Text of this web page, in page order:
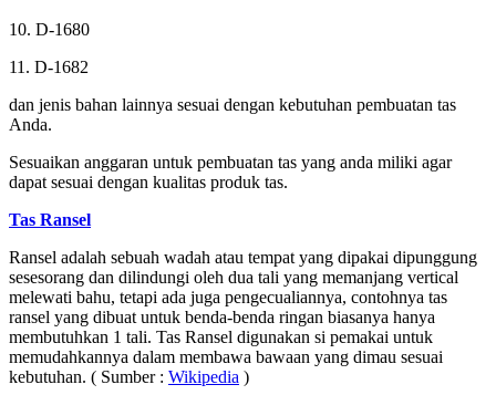
10. D-1680
11. D-1682
dan jenis bahan lainnya sesuai dengan kebutuhan pembuatan tas
Anda.
Sesuaikan anggaran untuk pembuatan tas yang anda miliki agar
dapat sesuai dengan kualitas produk tas.
Tas Ransel
Ransel adalah sebuah wadah atau tempat yang dipakai dipunggung
sesesorang dan dilindungi oleh dua tali yang memanjang vertical
melewati bahu, tetapi ada juga pengecualiannya, contohnya tas
ransel yang dibuat untuk benda-benda ringan biasanya hanya
membutuhkan 1 tali. Tas Ransel digunakan si pemakai untuk
memudahkannya dalam membawa bawaan yang dimau sesuai
kebutuhan. ( Sumber : Wikipedia )